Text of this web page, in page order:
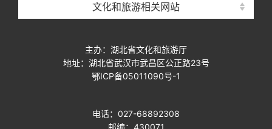
文化和旅游相关网站
主办：湖北省文化和旅游厅
地址：湖北省武汉市武昌区公正路23号
鄂ICP备05011090号-1
电话：027-68892308
邮编：430071